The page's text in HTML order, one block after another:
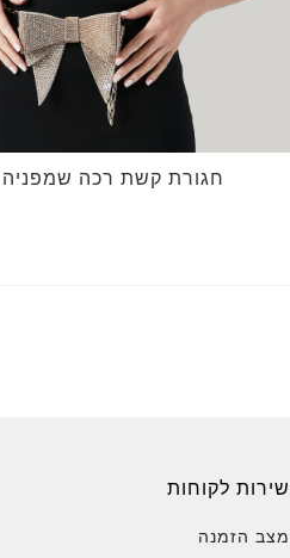
חגורת קשת רכה שמפניה
שירות לקוחות
מצב הזמנה